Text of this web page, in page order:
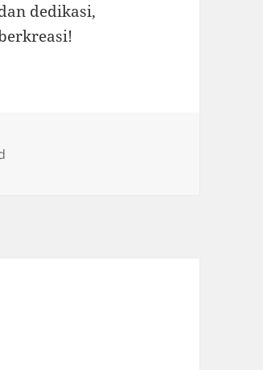
dedikasi,